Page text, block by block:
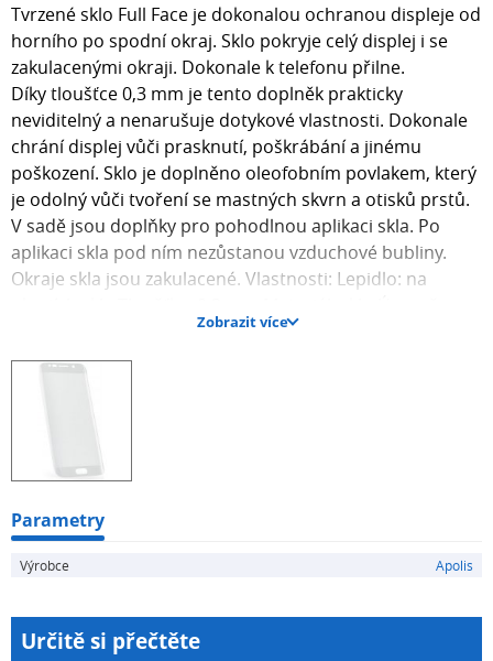
Tvrzené sklo Full Face je dokonalou ochranou displeje od
horního po spodní okraj. Sklo pokryje celý displej i se
zakulacenými okraji. Dokonale k telefonu přilne.
Díky tloušťce 0,3 mm je tento doplněk prakticky
neviditelný a nenarušuje dotykové vlastnosti. Dokonale
chrání displej vůči prasknutí, poškrábání a jinému
poškození. Sklo je doplněno oleofobním povlakem, který
je odolný vůči tvoření se mastných skvrn a otisků prstů.
V sadě jsou doplňky pro pohodlnou aplikaci skla. Po
aplikaci skla pod ním nezůstanou vzduchové bubliny.
Okraje skla jsou zakulacené. Vlastnosti: Lepidlo: na
ochrany: velice vysoká Barevné varianty: průsvitná verze
s barevným akcentem V sadě: - skleněná fólie - stěrka
Zobrazit více
Parametry
Výrobce Apolis
Určitě si přečtěte